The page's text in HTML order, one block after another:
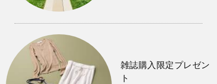
雑誌購入限定プレゼン
ト